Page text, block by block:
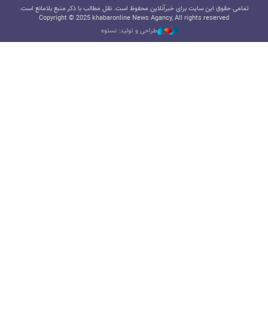
تمامی حقوق این سایت برای خبرآنلاین محفوظ است. نقل مطالب با ذکر منبع بلامانع است.
Copyright © 2025 khabaronline News Agancy, All rights reserved
طراحی و تولید: نستوه